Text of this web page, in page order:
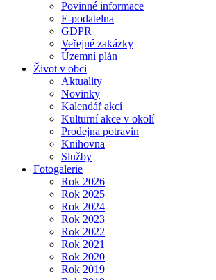
Povinné informace
E-podatelna
GDPR
Veřejné zakázky
Územní plán
Život v obci
Aktuality
Novinky
Kalendář akcí
Kulturní akce v okolí
Prodejna potravin
Knihovna
Služby
Fotogalerie
Rok 2026
Rok 2025
Rok 2024
Rok 2023
Rok 2022
Rok 2021
Rok 2020
Rok 2019